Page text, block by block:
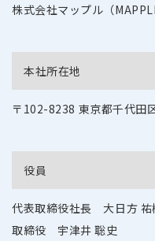
株式会社マップル（
本社所在地
〒102-8238 東京都千代田
役員
代表取締役社長 大日方 祐
取締役 宇津井 聡史